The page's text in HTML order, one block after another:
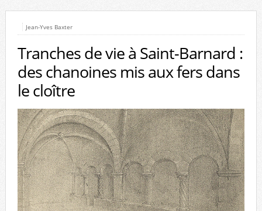
Jean-Yves Baxter
Tranches de vie à Saint-Barnard :
des chanoines mis aux fers dans
le cloître